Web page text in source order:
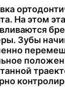
На этом
Зубы